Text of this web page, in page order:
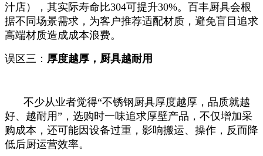
汁店），其实际寿命比304可提升30%。百丰厨具会根
据不同场景需求，为客户推荐适配材质，避免盲目追求
高端材质造成成本浪费。
误区三： 厚度越厚，厨具越耐用
不少从业者觉得“不锈钢厨具厚度越厚，品质就越
好、越耐用”，选购时一味追求厚壁产品，不仅增加采
购成本，还可能因设备过重，影响搬运、操作，反而降
低后厨运营效率。